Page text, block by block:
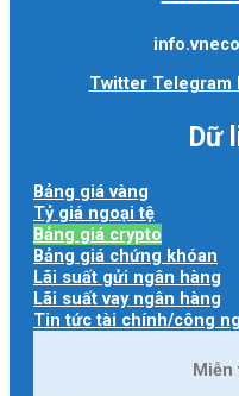
Twitter Telegram
Dữ
Bảng giá vàng
Tỷ giá ngoại tệ
Bảng giá crypto
Bảng giá chứng khóan
Lãi suất gửi ngân hàng
Lãi suất vay ngân hàng
Tin tức tài chính/công
Miễn